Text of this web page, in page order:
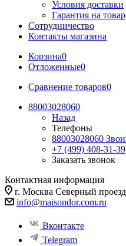
Условия доставки
Гарантия на товар
Сотрудничество
Контакты магазина
Корзина0
Отложенные0
Сравнение товаров0
88003028060
Назад
Телефоны
88003028060
+7 (499) 408-31-39
Заказать звонок
Контактная информация
г. Москва Северный
info@maisondor.com.ru
Вконтакте
Telegram